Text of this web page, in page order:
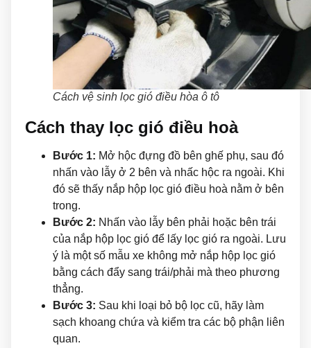
Cách vệ sinh lọc gió điều hòa ô tô
Cách thay lọc gió điều hoà
Bước 1: Mở hộc đựng đồ bên ghế phụ, sau đó
nhấn vào lẫy ở 2 bên và nhấc hộc ra ngoài. Khi
đó sẽ thấy nắp hộp lọc gió điều hoà nằm ở bên
trong.
Bước 2: Nhấn vào lẫy bên phải hoặc bên trái
của nắp hộp lọc gió để lấy lọc gió ra ngoài. Lưu
ý là một số mẫu xe không mở nắp hộp lọc gió
bằng cách đẩy sang trái/phải mà theo phương
thẳng.
Bước 3: Sau khi loại bỏ bộ lọc cũ, hãy làm
sạch khoang chứa và kiểm tra các bộ phận liên
quan.